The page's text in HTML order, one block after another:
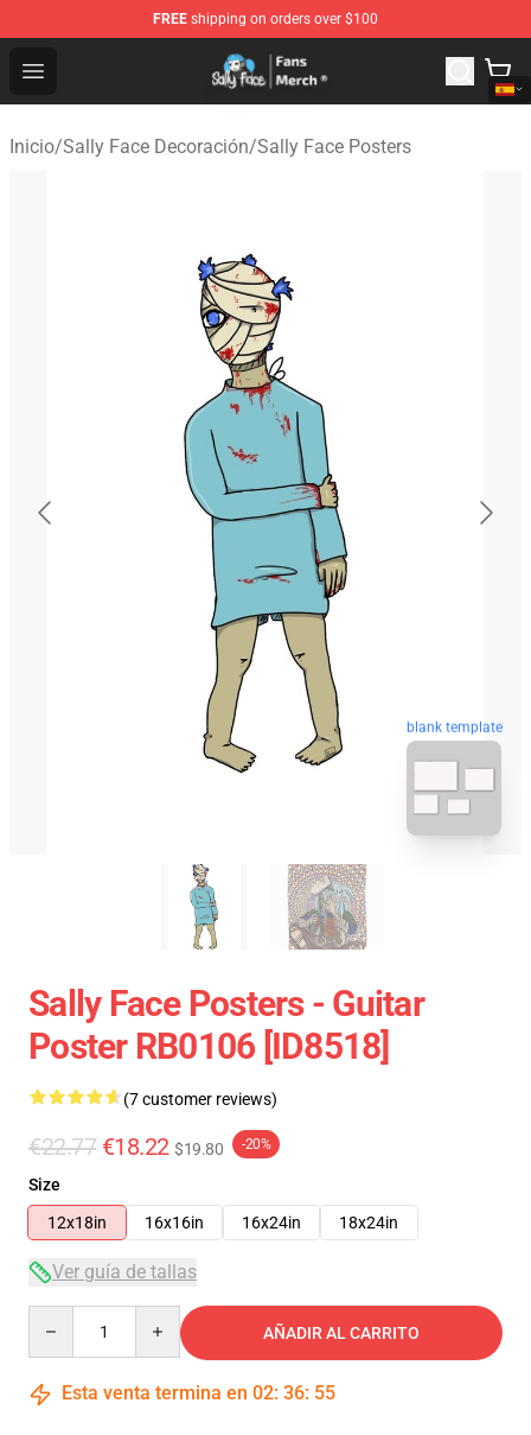
FREE shipping on orders over $100
Open menu
Sally Face Store - Official Sally Face Merchandise Shop
Inicio/Sally Face Decoración/Sally Face Posters
blank template
Sally Face Posters - Guitar
Poster RB0106 [ID8518]
(7 customer reviews)
€22.77 €18.22 $19.80 -20%
Size
12x18in
16x16in 16x24in 18x24in
Ver guía de tallas
AÑADIR AL CARRITO
Esta venta termina en 02: 36: 54